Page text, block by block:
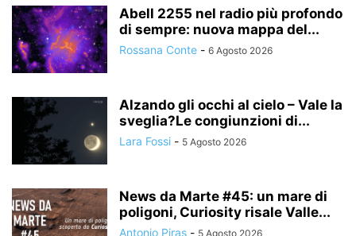
Abell 2255 nel radio più profondo
di sempre: nuova mappa del...
Rossana Conte - 6 Agosto 2026
Alzando gli occhi al cielo – Vale la
sveglia?Le congiunzioni di...
Lara Fossi - 5 Agosto 2026
News da Marte #45: un mare di
poligoni, Curiosity risale Valle...
Antonio Piras - 5 Agosto 2026